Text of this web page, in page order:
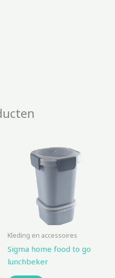
Kleding en accessoires
Sigma home food to go
lunchbeker